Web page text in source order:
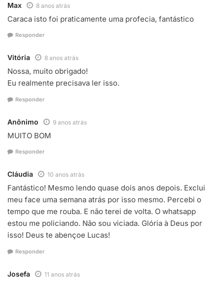
Max 8 anos atrás
Caraca isto foi praticamente uma profecia, fantástico
Responder
Vitória 8 anos atrás
Nossa, muito obrigado!
Eu realmente precisava ler isso.
Responder
Anônimo 9 anos atrás
MUITO BOM
Responder
Cláudia 10 anos atrás
Fantástico! Mesmo lendo quase dois anos depois. Exclui
meu face uma semana atrás por isso mesmo. Percebi o
tempo que me rouba. E não terei de volta. O whatsapp
estou me policiando. Não sou viciada. Glória à Deus por
isso! Deus te abençoe Lucas!
Responder
Josefa 11 anos atrás